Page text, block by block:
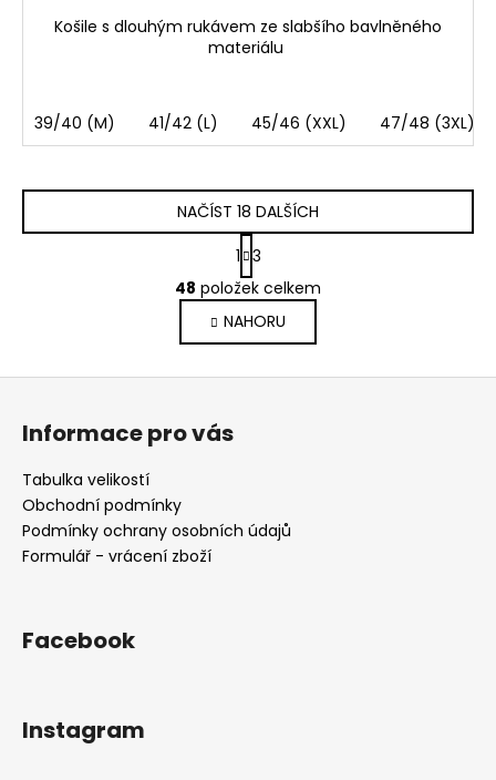
Košile s dlouhým rukávem ze slabšího bavlněného
materiálu
39/40 (M) 41/42 (L) 45/46 (XXL) 47/48 (3XL)
O
v
l
á
d
v
k
NAČÍST 18 DALŠÍCH
S
t
r
á
n
k
1 3
48 položek celkem
NAHORU
Z
Informace pro vás
Tabulka velikostí
Obchodní podmínky
Podmínky ochrany osobních údajů
Formulář - vrácení zboží
Facebook
Instagram